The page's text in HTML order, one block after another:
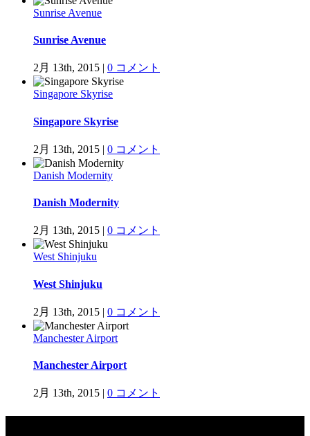
Sunrise Avenue
Sunrise Avenue
2月 13th, 2015 | 0 コメント
Singapore Skyrise
Singapore Skyrise
2月 13th, 2015 | 0 コメント
Danish Modernity
Danish Modernity
2月 13th, 2015 | 0 コメント
West Shinjuku
West Shinjuku
2月 13th, 2015 | 0 コメント
Manchester Airport
Manchester Airport
2月 13th, 2015 | 0 コメント